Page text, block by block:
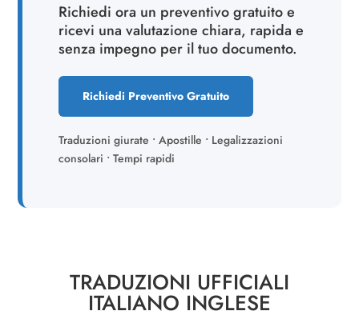
Richiedi ora un preventivo gratuito e
ricevi una valutazione chiara, rapida e
senza impegno per il tuo documento.
Richiedi Preventivo Gratuito
Traduzioni giurate • Apostille • Legalizzazioni
consolari • Tempi rapidi
TRADUZIONI UFFICIALI
ITALIANO INGLESE